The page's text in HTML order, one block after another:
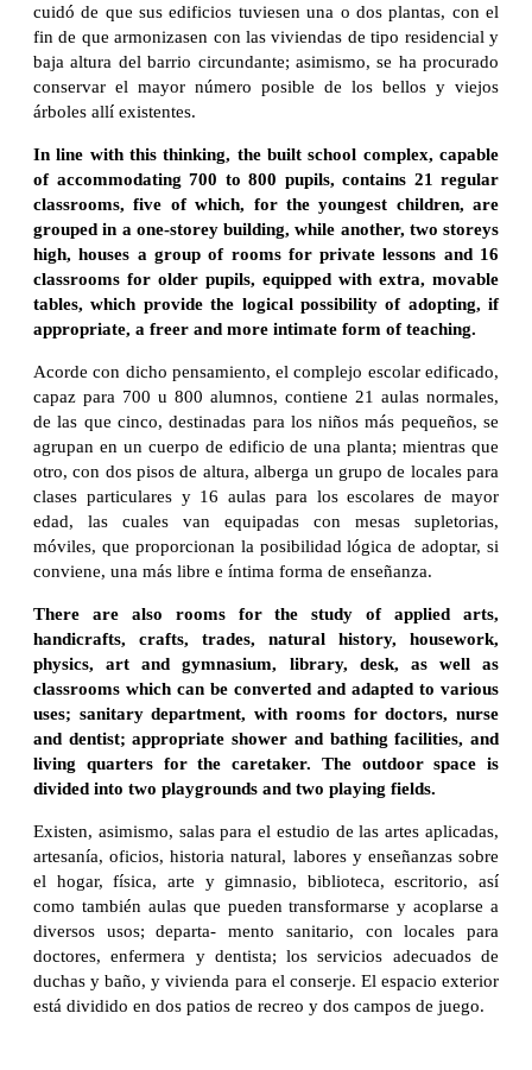
cuidó de que sus edificios tuviesen una o dos plantas, con el
fin de que armonizasen con las viviendas de tipo residencial y
baja altura del barrio circundante; asimismo, se ha procurado
conservar el mayor número posible de los bellos y viejos
árboles allí existentes.
In line with this thinking, the built school complex, capable
of accommodating 700 to 800 pupils, contains 21 regular
classrooms, five of which, for the youngest children, are
grouped in a one-storey building, while another, two storeys
high, houses a group of rooms for private lessons and 16
classrooms for older pupils, equipped with extra, movable
tables, which provide the logical possibility of adopting, if
appropriate, a freer and more intimate form of teaching.
Acorde con dicho pensamiento, el complejo escolar edificado,
capaz para 700 u 800 alumnos, contiene 21 aulas normales,
de las que cinco, destinadas para los niños más pequeños, se
agrupan en un cuerpo de edificio de una planta; mientras que
otro, con dos pisos de altura, alberga un grupo de locales para
clases particulares y 16 aulas para los escolares de mayor
edad, las cuales van equipadas con mesas supletorias,
móviles, que proporcionan la posibilidad lógica de adoptar, si
conviene, una más libre e íntima forma de enseñanza.
There are also rooms for the study of applied arts,
handicrafts, crafts, trades, natural history, housework,
physics, art and gymnasium, library, desk, as well as
classrooms which can be converted and adapted to various
uses; sanitary department, with rooms for doctors, nurse
and dentist; appropriate shower and bathing facilities, and
living quarters for the caretaker. The outdoor space is
divided into two playgrounds and two playing fields.
Existen, asimismo, salas para el estudio de las artes aplicadas,
artesanía, oficios, historia natural, labores y enseñanzas sobre
el hogar, física, arte y gimnasio, biblioteca, escritorio, así
como también aulas que pueden transformarse y acoplarse a
diversos usos; departa- mento sanitario, con locales para
doctores, enfermera y dentista; los servicios adecuados de
duchas y baño, y vivienda para el conserje. El espacio exterior
está dividido en dos patios de recreo y dos campos de juego.